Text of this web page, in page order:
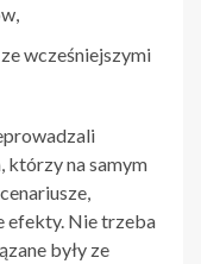
wcześniejszymi
którzy na samym
efekty. Nie trzeba
były ze